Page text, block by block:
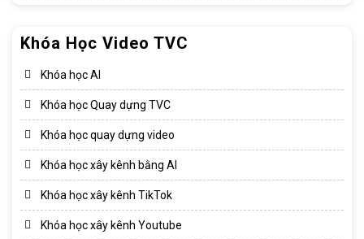
Khóa Học Video TVC
Khóa học AI
Khóa học Quay dựng TVC
Khóa học quay dựng video
Khóa học xây kênh bằng AI
Khóa học xây kênh TikTok
Khóa học xây kênh Youtube